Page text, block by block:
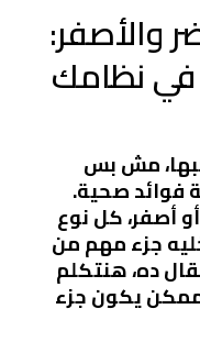
والأصفر:
في نظامك
مش بس
فوائد صحية.
أصفر، كل نوع
جزء مهم من
ده، هنتكلم
يكون جزء